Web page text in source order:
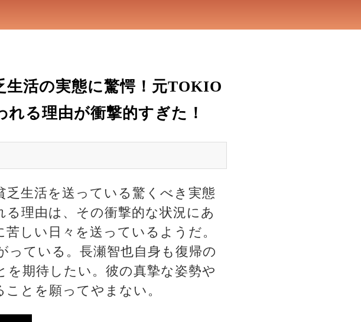
生活の実態に驚愕！元TOKIO
る理由が衝撃的すぎた！
生活を送っている驚くべき実態
理由は、その衝撃的な状況にあ
しい日々を送っているようだ。
ている。長瀬智也自身も復帰の
期待したい。彼の真摯な姿勢や
とを願ってやまない。